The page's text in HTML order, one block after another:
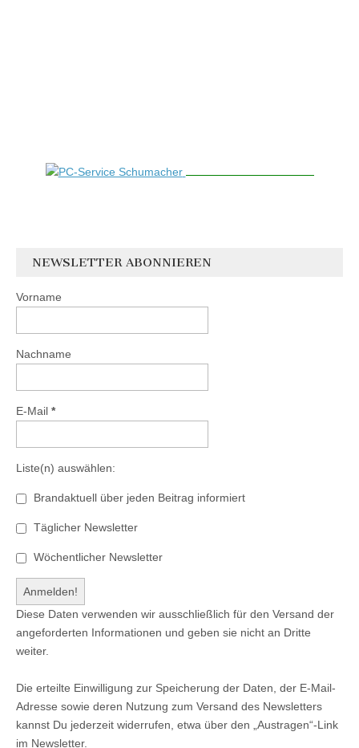
NEWSLETTER ABONNIEREN
Vorname
Nachname
E-Mail *
Liste(n) auswählen:
Brandaktuell über jeden Beitrag informiert
Täglicher Newsletter
Wöchentlicher Newsletter
Diese Daten verwenden wir ausschließlich für den Versand der
angeforderten Informationen und geben sie nicht an Dritte
weiter.
Die erteilte Einwilligung zur Speicherung der Daten, der E-Mail-
Adresse sowie deren Nutzung zum Versand des Newsletters
kannst Du jederzeit widerrufen, etwa über den „Austragen“-Link
im Newsletter.